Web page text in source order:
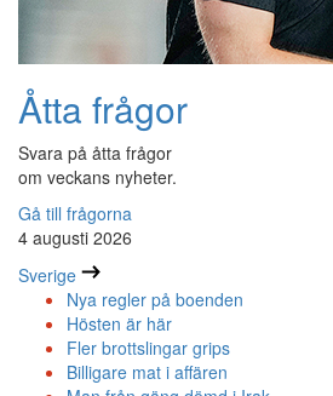
Åtta frågor
Svara på åtta frågor
om veckans nyheter.
Gå till frågorna
4 augusti 2026
Sverige
Nya regler på boenden
Hösten är här
Fler brottslingar grips
Billigare mat i affären